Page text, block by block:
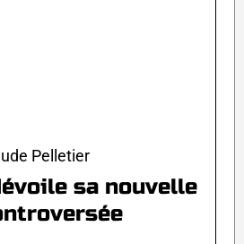
Pelletier
sa nouvelle